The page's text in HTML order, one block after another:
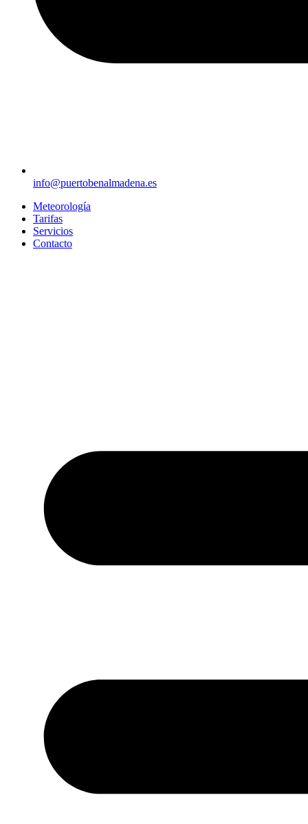
info@puertobenalmadena.es
Meteorología
Tarifas
Servicios
Contacto